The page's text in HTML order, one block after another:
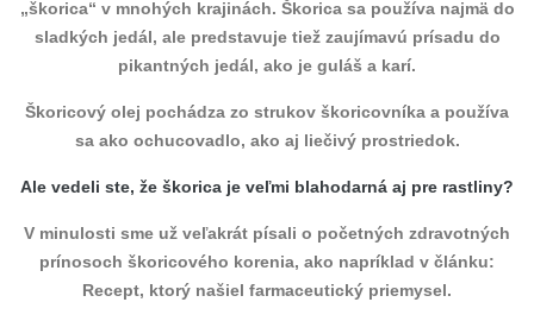
„škorica“ v mnohých krajinách. Škorica sa používa najmä do
sladkých jedál, ale predstavuje tiež zaujímavú prísadu do
pikantných jedál, ako je guláš a karí.
Škoricový olej pochádza zo strukov škoricovníka a používa
sa ako ochucovadlo, ako aj liečivý prostriedok.
Ale vedeli ste, že škorica je veľmi blahodarná aj pre rastliny?
V minulosti sme už veľakrát písali o početných zdravotných
prínosoch škoricového korenia, ako napríklad v článku:
Recept, ktorý našiel farmaceutický priemysel.